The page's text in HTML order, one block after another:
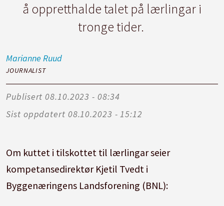
å oppretthalde talet på lærlingar i
tronge tider.
Marianne Ruud
JOURNALIST
Publisert
08.10.2023 - 08:34
Sist oppdatert
08.10.2023 - 15:12
Om kuttet i tilskottet til lærlingar seier
kompetansedirektør Kjetil Tvedt i
Byggenæringens Landsforening (BNL):